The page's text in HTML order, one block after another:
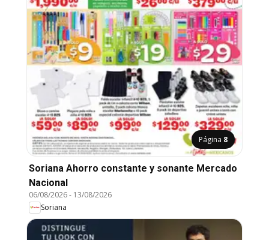
Página 8
Soriana Ahorro constante y sonante Mercado
Nacional
06/08/2026- 13/08/2026
Soriana